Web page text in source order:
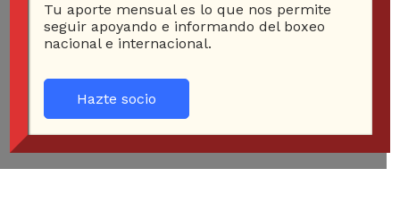
Tu aporte mensual es lo que nos permite
seguir apoyando e informando del boxeo
nacional e internacional.
Hazte socio